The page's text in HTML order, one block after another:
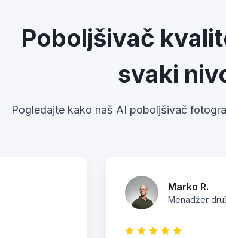
Poboljšivač
svaki
Pogledajte kako naš AI poboljšivač
Marko R.
Menadžer